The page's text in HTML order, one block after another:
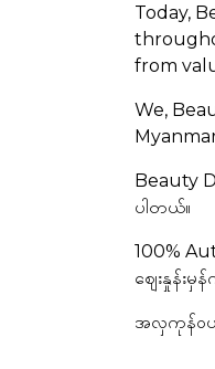
Today,
from
We,
Beauty
ပါတယ်။
100%
ဈေးနှုန်း
အလှကုန်ဝယ်